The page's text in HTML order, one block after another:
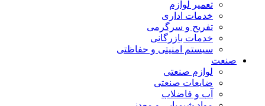
تعمیر لوازم
خدمات اداری
تفریح و سرگرمی
خدمات بازرگانی
سیستم امنیتی و حفاظتی
صنعت
لوازم صنعتی
ضایعات صنعتی
آب و فاضلاب